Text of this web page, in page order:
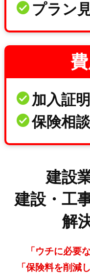
プラン
加入証
保険相
建設
建設・工
解
「ウチに必要
「保険料を削減